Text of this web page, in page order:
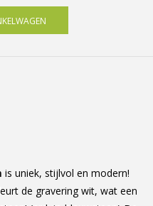
is uniek, stijlvol en modern!
de gravering wit, wat een